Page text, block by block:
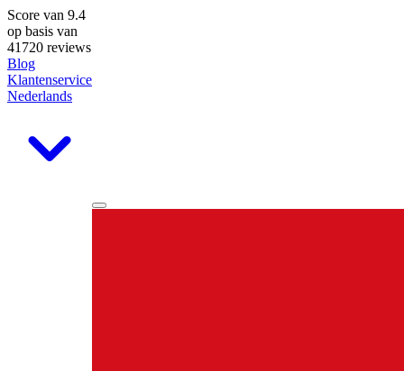
Score van 9.4
op basis van
41720 reviews
Blog
Klantenservice
Nederlands